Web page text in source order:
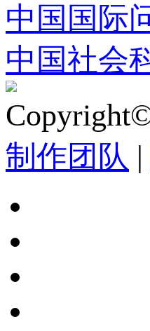
中国国际
中国社会
制作团队 |